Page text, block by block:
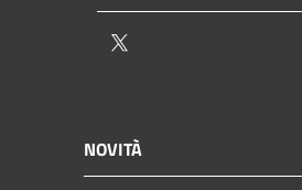
NOVITÀ